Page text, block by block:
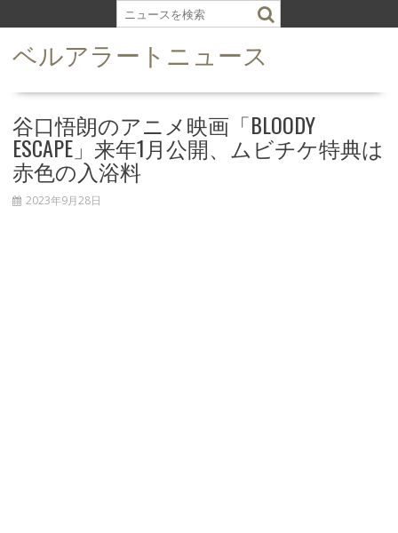
k
ベルアラートニュース
谷口悟朗のアニメ映画「BLOODY
ESCAPE」来年1月公開、ムビチケ特典は
赤色の入浴料
2023年9月28日